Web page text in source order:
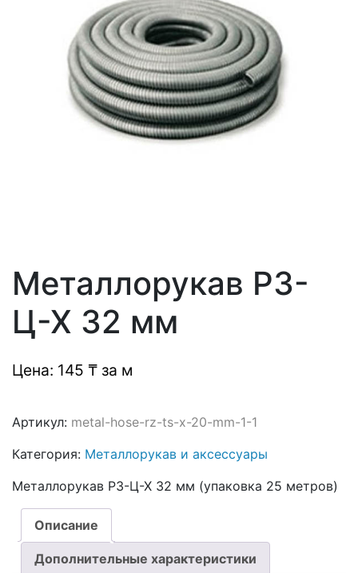
Металлорукав РЗ-
Ц-Х 32 мм
Цена: 145 ₸ за м
Артикул: metal-hose-rz-ts-x-20-mm-1-1
Категория: Металлорукав и аксессуары
Металлорукав РЗ-Ц-Х 32 мм (упаковка 25 метров)
Описание
Дополнительные характеристики